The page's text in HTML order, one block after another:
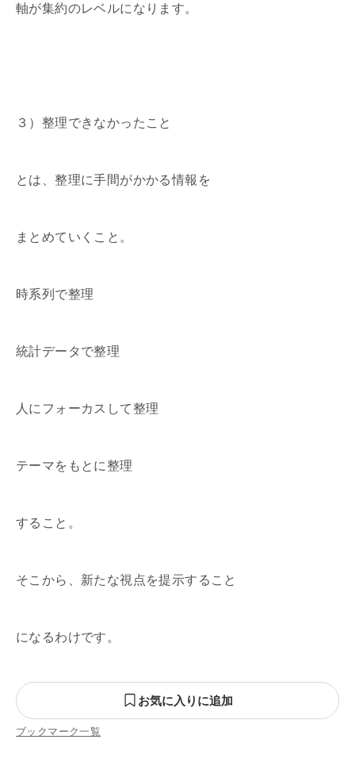
軸が集約のレベルになります。
３）整理できなかったこと
とは、整理に手間がかかる情報を
まとめていくこと。
時系列で整理
統計データで整理
人にフォーカスして整理
テーマをもとに整理
すること。
そこから、新たな視点を提示すること
になるわけです。
お気に入りに追加
ブックマーク一覧